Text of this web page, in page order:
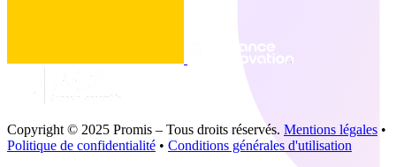
Copyright © 2025 Promis – Tous droits réservés. Mentions légales •
Politique de confidentialité • Conditions générales d'utilisation